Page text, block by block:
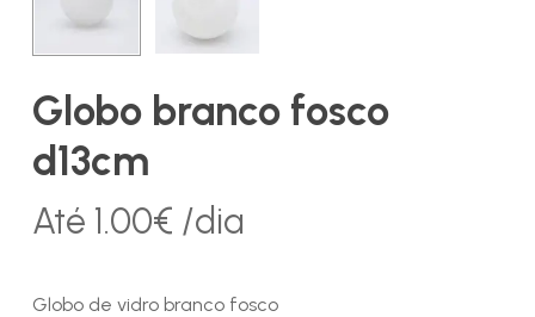
Globo branco fosco
d13cm
Até 1.00€ /dia
Globo de vidro branco fosco